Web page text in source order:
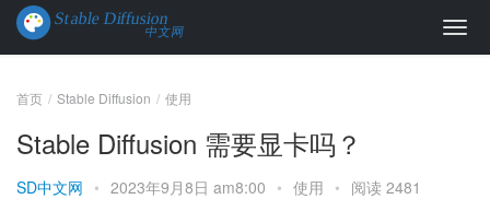
首页 Stable Diffusion 使用
Stable Diffusion 需要显卡吗？
SD中文网 • 2023年9月8日 am8:00 • 使用 • 阅读 2481